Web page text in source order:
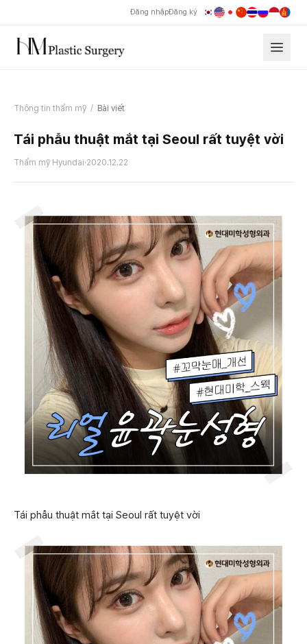
Đăng nhậpĐăng ký
Thông tin thẩm mỹ / Bài viết
Tái phẫu thuật mắt tại Seoul rất tuyệt vời
Thẩm mỹ Hyundai·2020.12.22
Tái phẫu thuật mắt tại Seoul rất tuyệt vời